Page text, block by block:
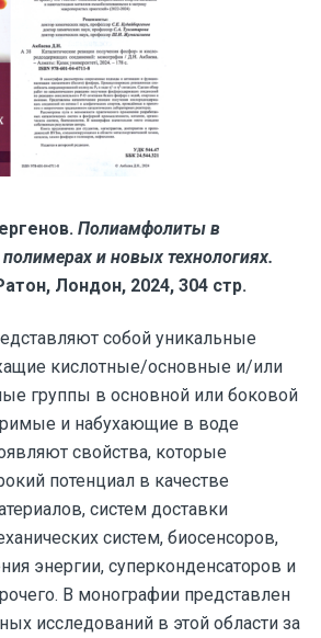
Полиамфолиты в
и новых технологиях.
Лондон, 2024, 304 стр.
собой уникальные
кислотные/основные и/или
группы в основной или боковой
и набухающие в воде
свойства, которые
потенциал в качестве
систем доставки
систем, биосенсоров,
энергии, суперконденсаторов и
В монографии представлен
исследований в этой области за